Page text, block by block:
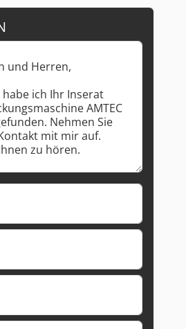
Mehr Bilder anfragen